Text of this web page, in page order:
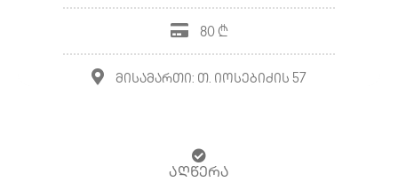
80 ₾
მისამართი: თ. იოსებიძის 57
ᲐᲦᲬᲔᲠᲐ